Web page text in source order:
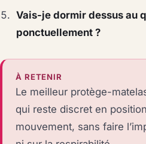
Vais-je dormir dessus au
ponctuellement ?
À RETENIR
Le meilleur protège-
qui reste discret en
mouvement, sans faire